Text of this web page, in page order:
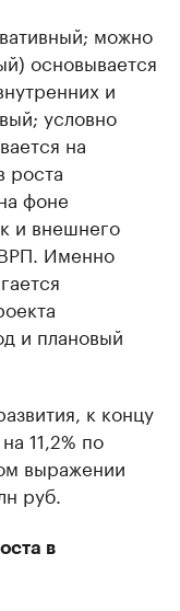
можно
основывается
и
условно
на
роста
фоне
и внешнего
Именно
и плановый
к концу
11,2% по
выражении
руб.
в